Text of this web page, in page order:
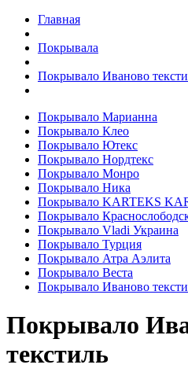
Главная
Покрывала
Покрывало Иваново
Покрывало Марианна
Покрывало Клео
Покрывало Ютекс
Покрывало Нордтекс
Покрывало Монро
Покрывало Ника
Покрывало KARTEKS
Покрывало
Покрывало Vladi Украина
Покрывало Турция
Покрывало Атра Аэлита
Покрывало Веста
Покрывало Иваново
Покрывало
текстиль